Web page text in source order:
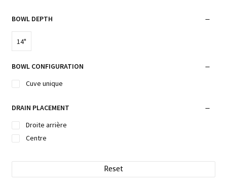
BOWL DEPTH
14"
BOWL CONFIGURATION
Cuve unique
DRAIN PLACEMENT
Droite arrière
Centre
Reset